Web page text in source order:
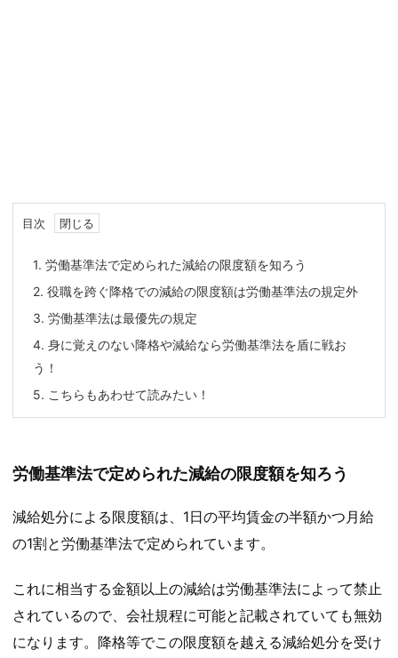
目次
1. 労働基準法で定められた減給の限度額を知ろう
2. 役職を跨ぐ降格での減給の限度額は労働基準法の規定外
3. 労働基準法は最優先の規定
4. 身に覚えのない降格や減給なら労働基準法を盾に戦お
う！
5. こちらもあわせて読みたい！
労働基準法で定められた減給の限度額を知ろう
減給処分による限度額は、1日の平均賃金の半額かつ月給
の1割と労働基準法で定められています。
これに相当する金額以上の減給は労働基準法によって禁止
されているので、会社規程に可能と記載されていても無効
になります。降格等でこの限度額を越える減給処分を受け